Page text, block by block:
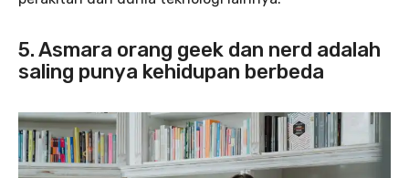
5. Asmara orang geek dan nerd adalah
saling punya kehidupan berbeda